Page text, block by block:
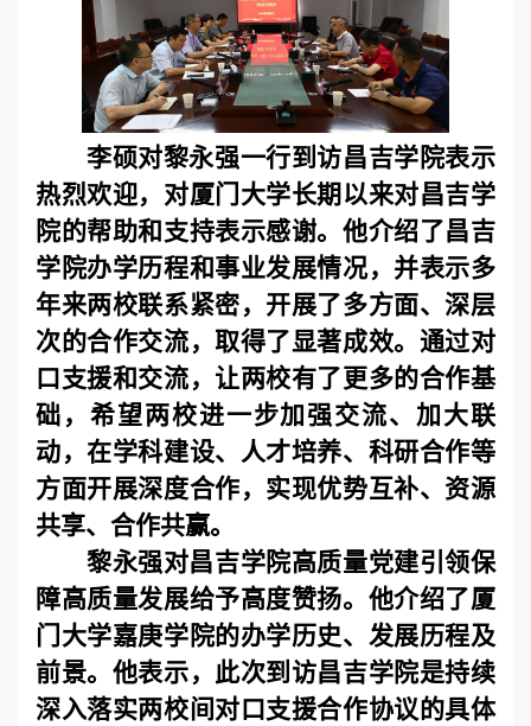
李硕对黎永强一行到访昌吉学院表示
热烈欢迎，对厦门大学长期以来对昌吉学
院的帮助和支持表示感谢。他介绍了昌吉
学院办学历程和事业发展情况，并表示多
年来两校联系紧密，开展了多方面、深层
次的合作交流，取得了显著成效。通过对
口支援和交流，让两校有了更多的合作基
础，希望两校进一步加强交流、加大联
动，在学科建设、人才培养、科研合作等
方面开展深度合作，实现优势互补、资源
共享、合作共赢。
黎永强对昌吉学院高质量党建引领保
障高质量发展给予高度赞扬。他介绍了厦
门大学嘉庚学院的办学历史、发展历程及
前景。他表示，此次到访昌吉学院是持续
深入落实两校间对口支援合作协议的具体